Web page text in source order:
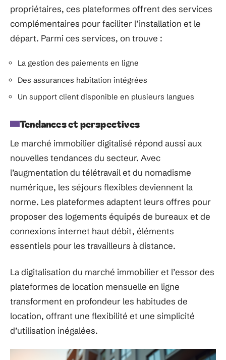
propriétaires, ces plateformes offrent des services
complémentaires pour faciliter l’installation et le
départ. Parmi ces services, on trouve :
La gestion des paiements en ligne
Des assurances habitation intégrées
Un support client disponible en plusieurs langues
Tendances et perspectives
Le marché immobilier digitalisé répond aussi aux
nouvelles tendances du secteur. Avec
l’augmentation du télétravail et du nomadisme
numérique, les séjours flexibles deviennent la
norme. Les plateformes adaptent leurs offres pour
proposer des logements équipés de bureaux et de
connexions internet haut débit, éléments
essentiels pour les travailleurs à distance.
La digitalisation du marché immobilier et l’essor des
plateformes de location mensuelle en ligne
transforment en profondeur les habitudes de
location, offrant une flexibilité et une simplicité
d’utilisation inégalées.